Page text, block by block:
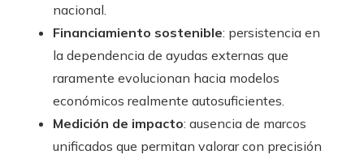
nacional.
Financiamiento sostenible: persistencia en
la dependencia de ayudas externas que
raramente evolucionan hacia modelos
económicos realmente autosuficientes.
Medición de impacto: ausencia de marcos
unificados que permitan valorar con precisión